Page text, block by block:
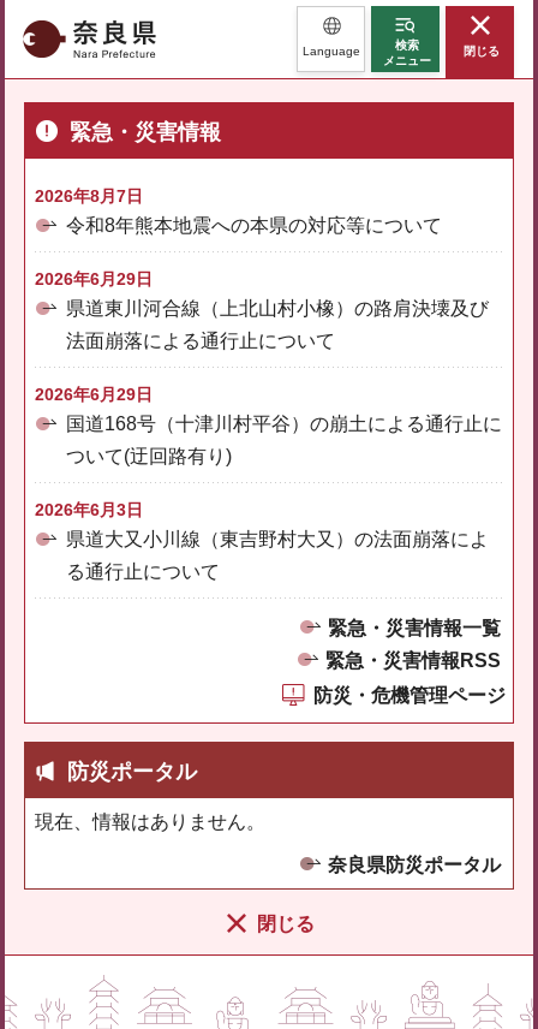
奈良県 Language
検索
メニュー
閉じる
緊急・災害情報
2026年8月7日
令和8年熊本地震への本県の対応等について
2026年6月29日
県道東川河合線（上北山村小橡）の路肩決壊及び
法面崩落による通行止について
2026年6月29日
国道168号（十津川村平谷）の崩土による通行止に
ついて(迂回路有り)
2026年6月3日
県道大又小川線（東吉野村大又）の法面崩落によ
る通行止について
緊急・災害情報一覧
緊急・災害情報RSS
防災・危機管理ページ
防災ポータル
現在、情報はありません。
奈良県防災ポータル
閉じる